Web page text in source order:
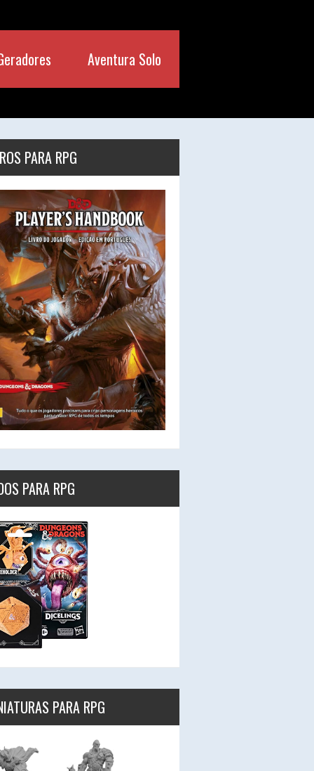
Aventura Solo
PARA RPG
PARA RPG
PARA RPG